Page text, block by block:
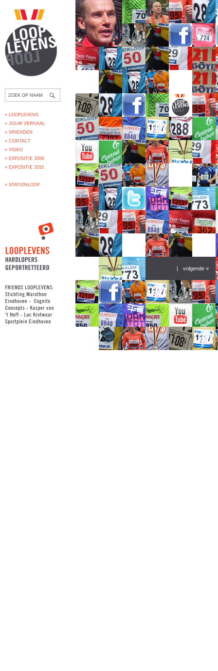
» LOOPLEVENS
» JOUW VERHAAL
» VRIENDEN
» CONTACT
» VIDEO
» EXPOSITIE 2009
» EXPOSITIE 2010
» STATIONLOOP
| volgende »